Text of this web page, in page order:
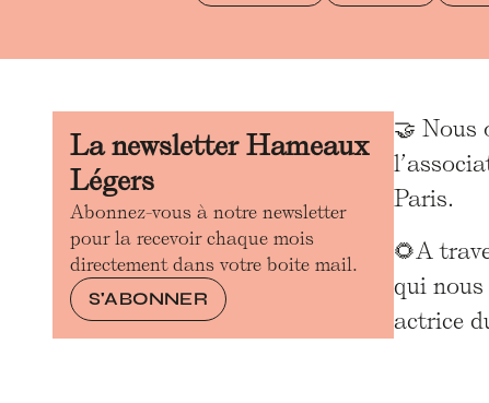
La newsletter Hameaux
Légers
Abonnez-vous à notre newsletter
pour la recevoir chaque mois
directement dans votre boite mail.
S'ABONNER
🤝 Nous
Paris.
🌻A
qui
actrice